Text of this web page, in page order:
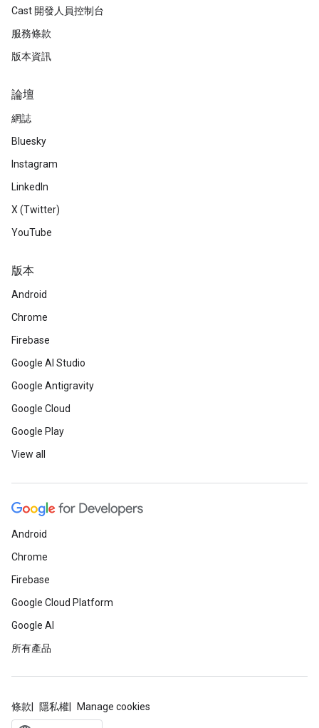
Cast 開發人員控制台
服務條款
版本資訊
論壇
網誌
Bluesky
Instagram
LinkedIn
X (Twitter)
YouTube
版本
Android
Chrome
Firebase
Google AI Studio
Google Antigravity
Google Cloud
Google Play
View all
Android
Chrome
Firebase
Google Cloud Platform
Google AI
所有產品
條款 隱私權 Manage cookies